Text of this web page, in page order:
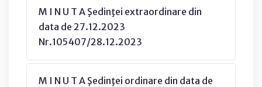
M I N U T A Şedinţei extraordinare din
data de 27.12.2023
Nr.105407/28.12.2023
M I N U T A Şedinţei ordinare din data de